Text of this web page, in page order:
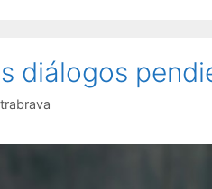
diálogos